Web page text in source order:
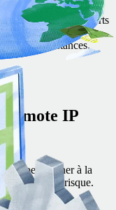
la finance, l’énergie,
inquiéter. Les experts
protéger la
circonstances.
IP
peut mener à la
aucun risque.